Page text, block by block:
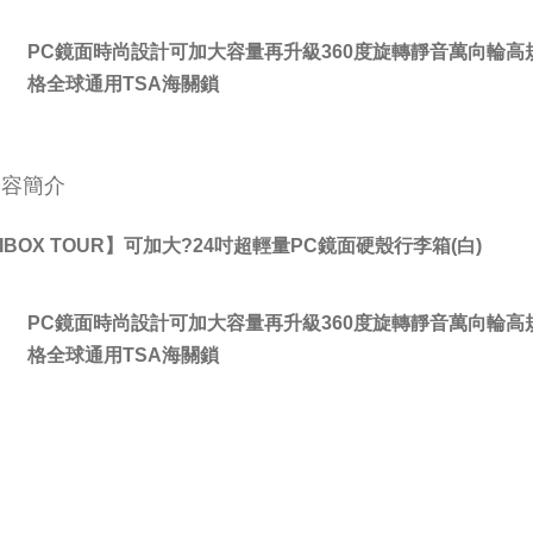
PC鏡面時尚設計可加大容量再升級360度旋轉靜音萬向輪高
格全球通用TSA海關鎖
簡介
TOUR】可加大?24吋超輕量PC鏡面硬殼行李箱(白)
PC鏡面時尚設計可加大容量再升級360度旋轉靜音萬向輪高
格全球通用TSA海關鎖